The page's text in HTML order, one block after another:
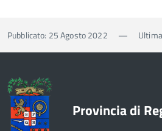
Pubblicato: 25 Agosto 2022 —
Provincia di